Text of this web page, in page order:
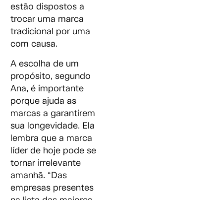
estão dispostos a
trocar uma marca
tradicional por uma
com causa.
A escolha de um
propósito, segundo
Ana, é importante
porque ajuda as
marcas a garantirem
sua longevidade. Ela
lembra que a marca
líder de hoje pode se
tornar irrelevante
amanhã. “Das
empresas presentes